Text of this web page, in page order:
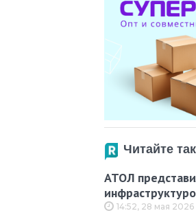
Читайте
АТОЛ
14:52, 28 мая 2026